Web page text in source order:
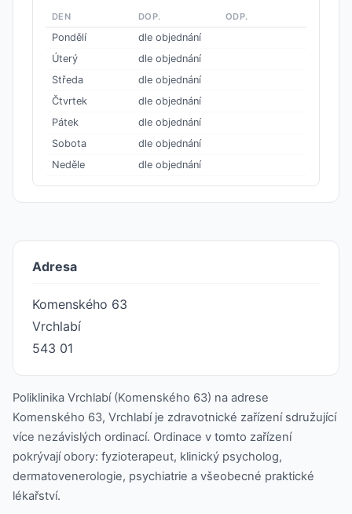
DEN DOP. ODP.
Pondělí
dle objednání
Úterý
dle objednání
Středa
dle objednání
Čtvrtek
dle objednání
Pátek
dle objednání
Sobota
dle objednání
Neděle
dle objednání
Adresa
Komenského 63
Vrchlabí
543 01
Poliklinika Vrchlabí (Komenského 63) na adrese
Komenského 63, Vrchlabí je zdravotnické zařízení sdružující
více nezávislých ordinací. Ordinace v tomto zařízení
pokrývají obory: fyzioterapeut, klinický psycholog,
dermatovenerologie, psychiatrie a všeobecné praktické
lékařství.